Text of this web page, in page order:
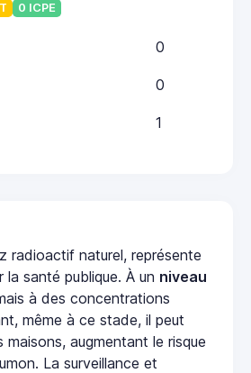
0 ICPE
0
0
1
radioactif naturel, représente
la santé publique. À un niveau
à des concentrations
même à ce stade, il peut
maisons, augmentant le risque
La surveillance et